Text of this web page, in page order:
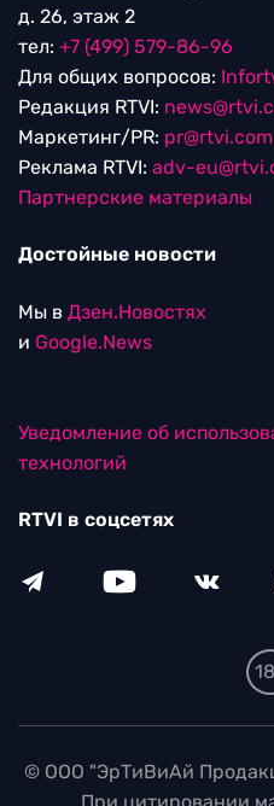
д. 26, этаж 2
тел: +7 (499) 579-86-96
Для общих вопросов:
Редакция RTVI:
Маркетинг/PR: pr@rtvi.com
Реклама RTVI: adv-
Партнерские материалы
Достойные новости
Мы в Дзен.Новостях
и Google.News
Уведомление об
технологий
RTVI в соцсетях
© ООО "ЭрТиВиАй